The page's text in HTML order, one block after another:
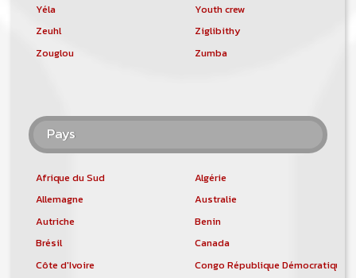
Yéla
Youth crew
Zeuhl
Ziglibithy
Zouglou
Zumba
Pays
Afrique du Sud
Algérie
Allemagne
Australie
Autriche
Benin
Brésil
Canada
Côte d'Ivoire
Congo République Démocratique